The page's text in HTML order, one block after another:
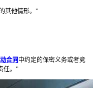
其他情形。”
合同 中约定的保密义务或者竞
任。”